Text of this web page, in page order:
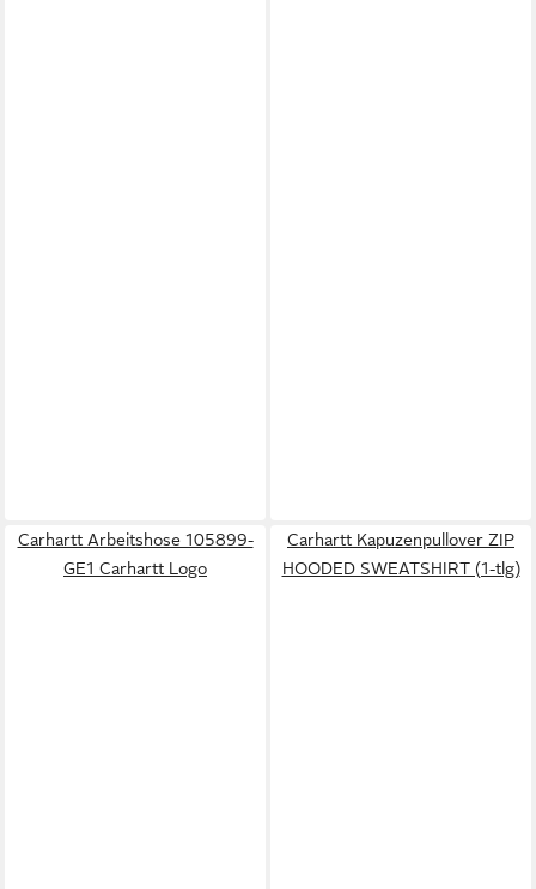
Carhartt Arbeitshose 105899-
GE1 Carhartt Logo
Carhartt Kapuzenpullover ZIP
HOODED SWEATSHIRT (1-tlg)